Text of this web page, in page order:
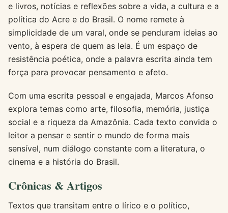
e livros, notícias e reflexões sobre a vida, a cultura e a
política do Acre e do Brasil. O nome remete à
simplicidade de um varal, onde se penduram ideias ao
vento, à espera de quem as leia. É um espaço de
resistência poética, onde a palavra escrita ainda tem
força para provocar pensamento e afeto.
Com uma escrita pessoal e engajada, Marcos Afonso
explora temas como arte, filosofia, memória, justiça
social e a riqueza da Amazônia. Cada texto convida o
leitor a pensar e sentir o mundo de forma mais
sensível, num diálogo constante com a literatura, o
cinema e a história do Brasil.
Crônicas & Artigos
Textos que transitam entre o lírico e o político,